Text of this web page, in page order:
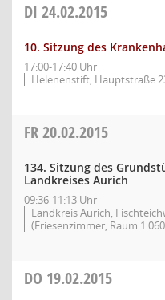
DI 24.02.2015
10. Sitzung des
17:00-17:40 Uhr
Helenenstift, Hauptstraße
FR20.02.2015
134. Sitzung des
Landkreises Aurich
09:36-11:13 Uhr
Landkreis Aurich,
(Friesenzimmer, Raum
DO 19.02.2015